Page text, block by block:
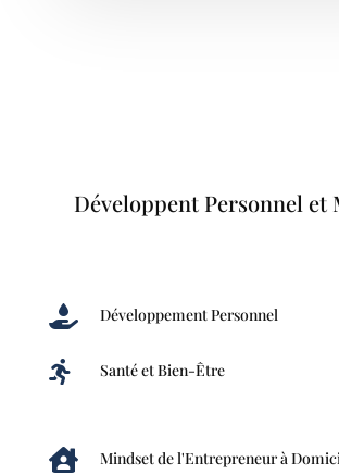
Développent Personnel et
 Développement Personnel
 Santé et Bien-Être
 Mindset de l'Entrepreneur à